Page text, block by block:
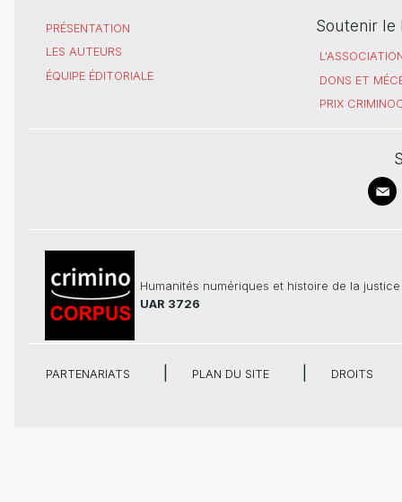
PRÉSENTATION
LES AUTEURS
ÉQUIPE ÉDITORIALE
Soutenir le
DONS ET
PRIX
Humanités numériques et histoire de la justice
UAR 3726
PARTENARIATS PLAN DU SITE DROITS